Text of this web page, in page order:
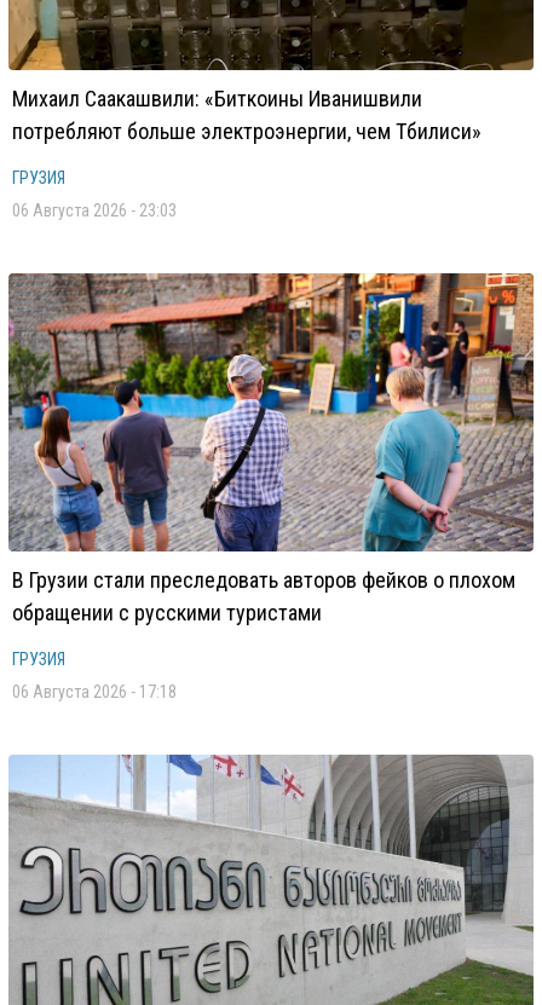
Михаил Саакашвили: «Биткоины Иванишвили
потребляют больше электроэнергии, чем Тбилиси»
ГРУЗИЯ
06 Августа 2026 - 23:03
В Грузии стали преследовать авторов фейков о плохом
обращении с русскими туристами
ГРУЗИЯ
06 Августа 2026 - 17:18